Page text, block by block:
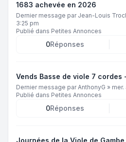
1683 achevée en 2026
Dernier message par Jean-Louis
3:25 pm
Publié dans Petites Annonces
0Réponses
Vends Basse de viole 7
Dernier message parAnthonyG » mer.
Publié dans Petites Annonces
0Réponses
Journées de la Viole de Gambe